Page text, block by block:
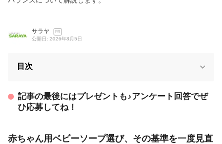
サラヤ PR
公開日: 2026年8月5日
目次
記事の最後にはプレゼントも♪アンケート回答でぜ
ひ応募してね！
赤ちゃん用ベビーソープ選び、その基準を一度見直